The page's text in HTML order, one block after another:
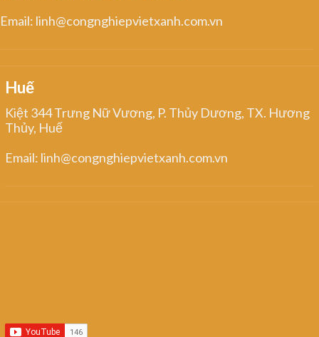
Email: linh@congnghiepvietxanh.com.vn
Huế
Kiệt 344 Trưng Nữ Vương, P. Thủy Dương, TX. Hương
Thủy, Huế
Email: linh@congnghiepvietxanh.com.vn